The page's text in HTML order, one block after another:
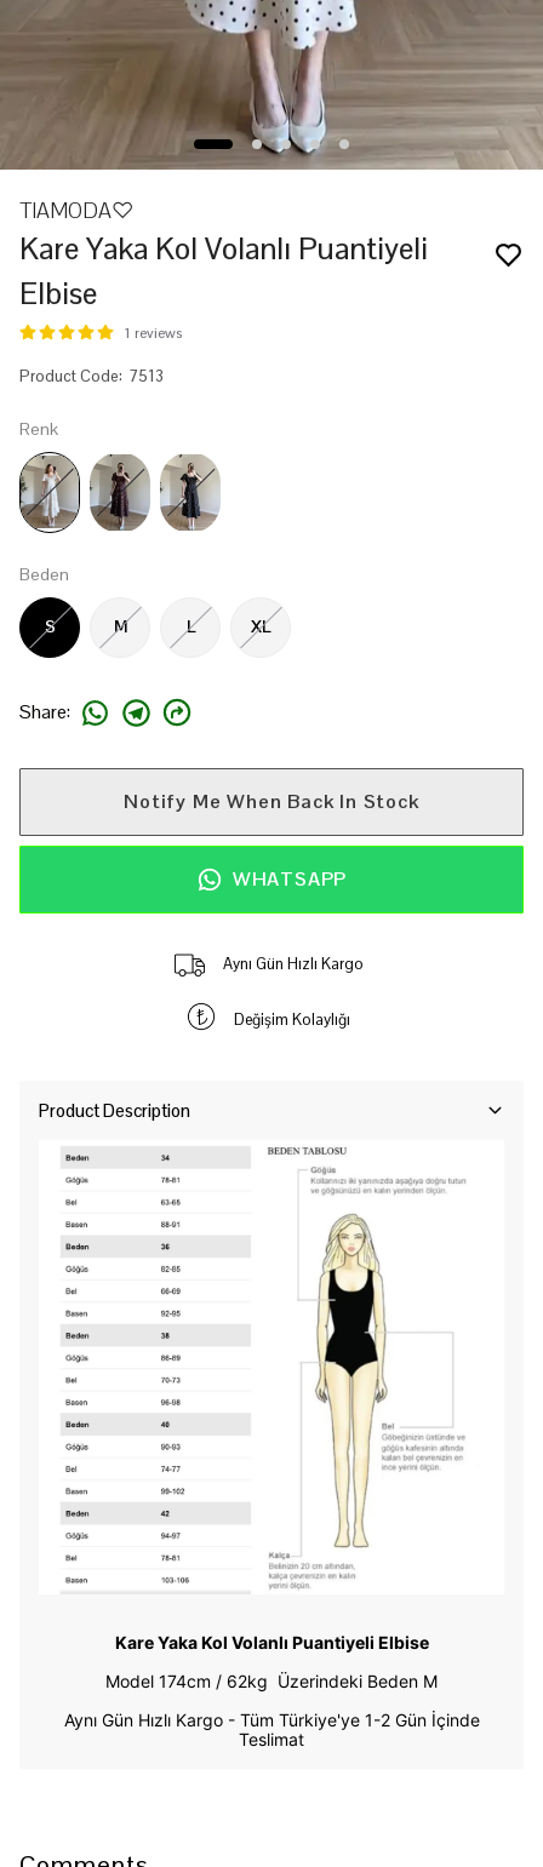
TIAMODA♡
Kare Yaka Kol Volanlı Puantiyeli
Elbise
1 reviews
Product Code: 7513
Renk
Beden
S M L XL
Share:
Notify Me When Back In Stock
WHATSAPP
Aynı Gün Hızlı Kargo
Değişim Kolaylığı
Product Description
Kare Yaka Kol Volanlı Puantiyeli Elbise
Model 174cm / 62kg Üzerindeki Beden M
Aynı Gün Hızlı Kargo - Tüm Türkiye'ye 1-2 Gün İçinde
Teslimat